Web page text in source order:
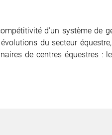
d’un système de
du secteur
de centres équestres :